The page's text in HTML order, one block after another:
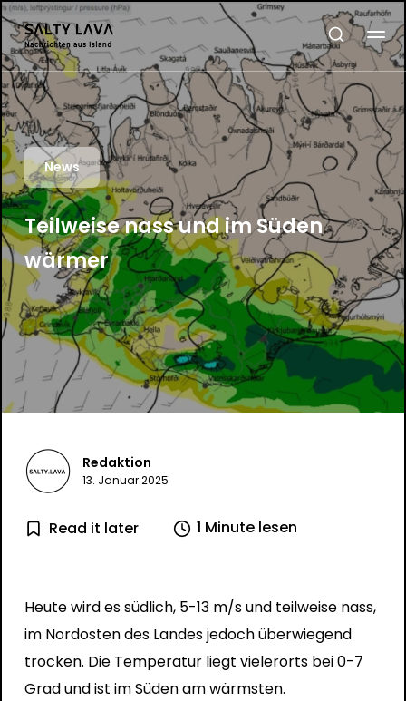
News
Teilweise nass und im Süden
wärmer
Redaktion
13. Januar 2025
Read it later 1 Minute lesen
Heute wird es südlich, 5-13 m/s und teilweise nass,
im Nordosten des Landes jedoch überwiegend
trocken. Die Temperatur liegt vielerorts bei 0-7
Grad und ist im Süden am wärmsten.